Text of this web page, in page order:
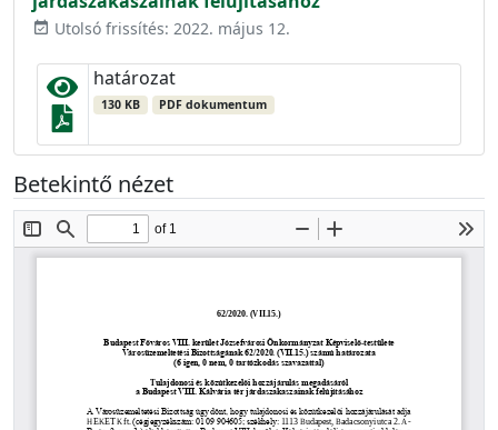
event_available Utolsó frissítés: 2022. május 12.
határozat
130 KB PDF dokumentum
Betekintő nézet